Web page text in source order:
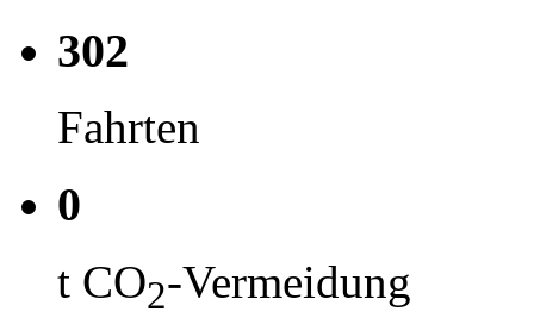
302
Fahrten
0
t CO2-Vermeidung